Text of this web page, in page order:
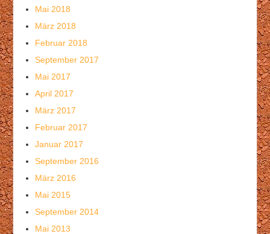
Mai 2018
März 2018
Februar 2018
September 2017
Mai 2017
April 2017
März 2017
Februar 2017
Januar 2017
September 2016
März 2016
Mai 2015
September 2014
Mai 2013